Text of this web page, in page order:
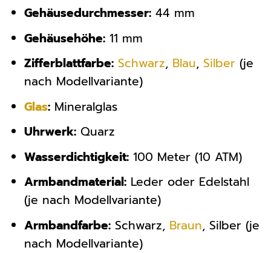
Gehäusedurchmesser:44 mm
Gehäusehöhe:11 mm
Zifferblattfarbe: Schwarz, Blau, Silber(je
nach Modellvariante)
Glas:Mineralglas
Uhrwerk:Quarz
Wasserdichtigkeit:100 Meter (10 ATM)
Armbandmaterial:Leder oder Edelstahl
(je nach Modellvariante)
Armbandfarbe:Schwarz, Braun, Silber (je
nach Modellvariante)